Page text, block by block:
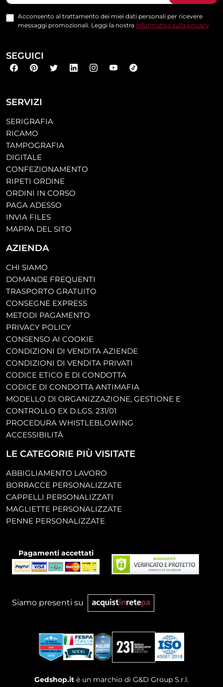
SERVIZI
SERIGRAFIA
RICAMO
TAMPOGRAFIA
DIGITALE
CONFEZIONAMENTO
RIPETI ORDINE
ORDINI IN CORSO
PAGA ADESSO
INVIA FILES
MAPPA DEL SITO
AZIENDA
CHI SIAMO
DOMANDE FREQUENTI
TRASPORTO GRATUITO
CONSEGNE EXPRESS
METODI PAGAMENTO
PRIVACY POLICY
CONSENSO AI COOKIE
CONDIZIONI DI VENDITA AZIENDE
CONDIZIONI DI VENDITA PRIVATI
CODICE ETICO E DI CONDOTTA
CODICE DI CONDOTTA ANTIMAFIA
MODELLO DI ORGANIZZAZIONE, GESTIONE E
CONTROLLO EX D.LGS. 231/01
PROCEDURA WHISTLEBLOWING
ACCESSIBILITÀ
LE CATEGORIE PIÙ VISITATE
ABBIGLIAMENTO LAVORO
BORRACCE PERSONALIZZATE
CAPPELLI PERSONALIZZATI
MAGLIETTE PERSONALIZZATE
PENNE PERSONALIZZATE
Acconsento al trattamento dei miei dati personali per ricevere
messaggi promozionali. Leggi la nostra informativa sulla privacy
SEGUICI
Pagamenti accettati
Siamo presenti su
Gedshop.it è un marchio di G&D Group S.r.l.